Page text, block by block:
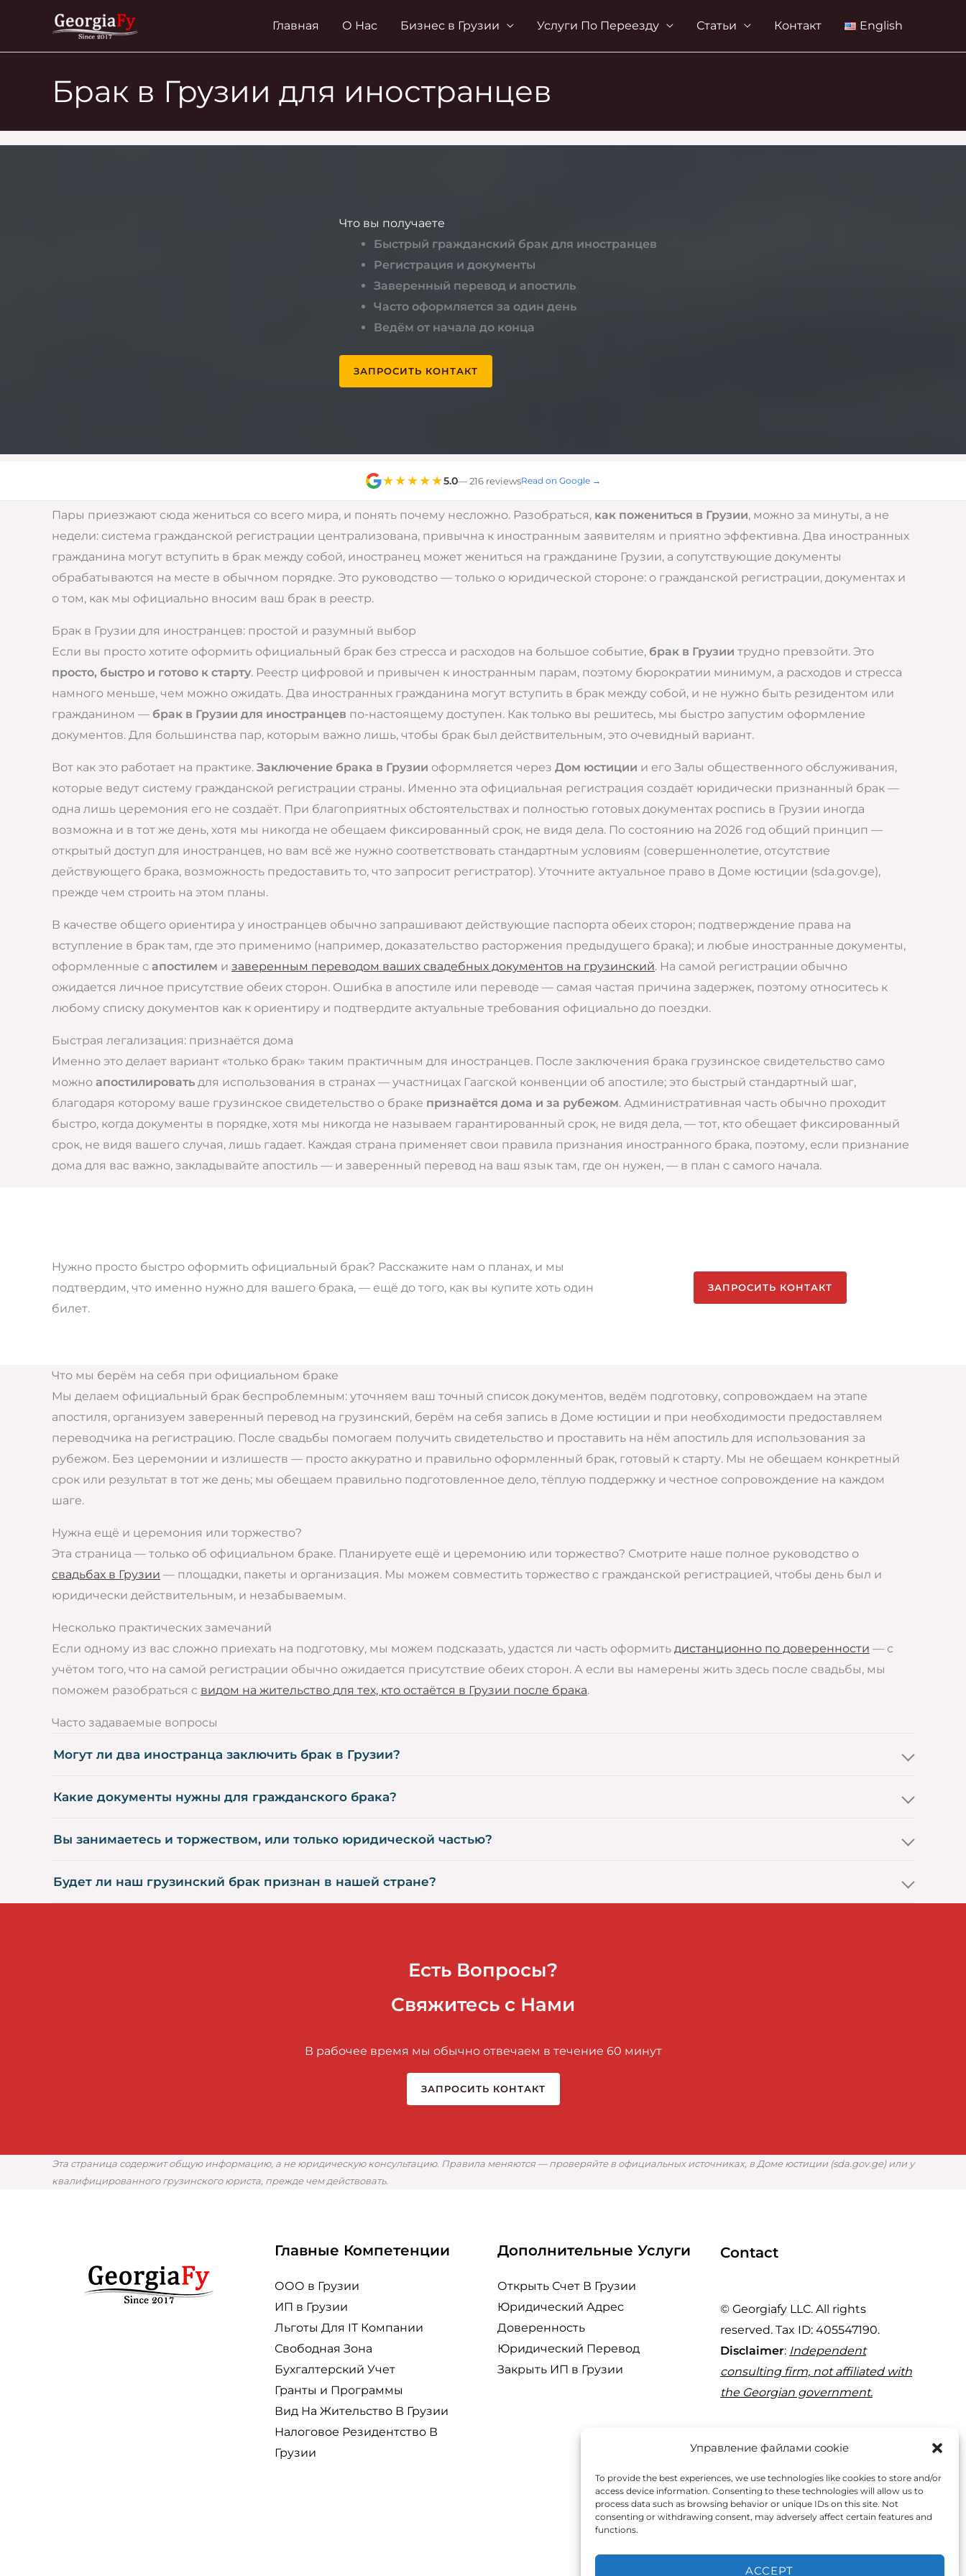
Управление файлами cookie
To provide the best experiences, we use technologies like cookies to store and/or
access device information. Consenting to these technologies will allow us to
process data such as browsing behavior or unique IDs on this site. Not
consenting or withdrawing consent, may adversely affect certain features and
functions.
ACCEPT
содержимому
Главная О Нас Бизнес в Грузии Услуги По Переезду Статьи Контакт English
Брак в Грузии для иностранцев
Что вы получаете
Быстрый гражданский брак для иностранцев
Регистрация и документы
Заверенный перевод и апостиль
Часто оформляется за один день
Ведём от начала до конца
ЗАПРОСИТЬ КОНТАКТ
★★★★★5.0— 216 reviewsRead on Google →
Пары приезжают сюда жениться со всего мира, и понять почему несложно. Разобраться, как пожениться в Грузии, можно за минуты, а не
недели: система гражданской регистрации централизована, привычна к иностранным заявителям и приятно эффективна. Два иностранных
гражданина могут вступить в брак между собой, иностранец может жениться на гражданине Грузии, а сопутствующие документы
обрабатываются на месте в обычном порядке. Это руководство — только о юридической стороне: о гражданской регистрации, документах и
о том, как мы официально вносим ваш брак в реестр.
Брак в Грузии для иностранцев: простой и разумный выбор
Если вы просто хотите оформить официальный брак без стресса и расходов на большое событие, брак в Грузии трудно превзойти. Это
просто, быстро и готово к старту. Реестр цифровой и привычен к иностранным парам, поэтому бюрократии минимум, а расходов и стресса
намного меньше, чем можно ожидать. Два иностранных гражданина могут вступить в брак между собой, и не нужно быть резидентом или
гражданином — брак в Грузии для иностранцев по-настоящему доступен. Как только вы решитесь, мы быстро запустим оформление
документов. Для большинства пар, которым важно лишь, чтобы брак был действительным, это очевидный вариант.
Вот как это работает на практике. Заключение брака в Грузии оформляется через Дом юстиции и его Залы общественного обслуживания,
которые ведут систему гражданской регистрации страны. Именно эта официальная регистрация создаёт юридически признанный брак —
одна лишь церемония его не создаёт. При благоприятных обстоятельствах и полностью готовых документах роспись в Грузии иногда
возможна и в тот же день, хотя мы никогда не обещаем фиксированный срок, не видя дела. По состоянию на 2026 год общий принцип —
открытый доступ для иностранцев, но вам всё же нужно соответствовать стандартным условиям (совершеннолетие, отсутствие
действующего брака, возможность предоставить то, что запросит регистратор). Уточните актуальное право в Доме юстиции (sda.gov.ge),
прежде чем строить на этом планы.
В качестве общего ориентира у иностранцев обычно запрашивают действующие паспорта обеих сторон; подтверждение права на
вступление в брак там, где это применимо (например, доказательство расторжения предыдущего брака); и любые иностранные документы,
оформленные с апостилем и заверенным переводом ваших свадебных документов на грузинский. На самой регистрации обычно
ожидается личное присутствие обеих сторон. Ошибка в апостиле или переводе — самая частая причина задержек, поэтому относитесь к
любому списку документов как к ориентиру и подтвердите актуальные требования официально до поездки.
Быстрая легализация: признаётся дома
Именно это делает вариант «только брак» таким практичным для иностранцев. После заключения брака грузинское свидетельство само
можно апостилировать для использования в странах — участницах Гаагской конвенции об апостиле; это быстрый стандартный шаг,
благодаря которому ваше грузинское свидетельство о браке признаётся дома и за рубежом. Административная часть обычно проходит
быстро, когда документы в порядке, хотя мы никогда не называем гарантированный срок, не видя дела, — тот, кто обещает фиксированный
срок, не видя вашего случая, лишь гадает. Каждая страна применяет свои правила признания иностранного брака, поэтому, если признание
дома для вас важно, закладывайте апостиль — и заверенный перевод на ваш язык там, где он нужен, — в план с самого начала.
Нужно просто быстро оформить официальный брак? Расскажите нам о планах, и мы
подтвердим, что именно нужно для вашего брака, — ещё до того, как вы купите хоть один
билет.
ЗАПРОСИТЬ КОНТАКТ
Что мы берём на себя при официальном браке
Мы делаем официальный брак беспроблемным: уточняем ваш точный список документов, ведём подготовку, сопровождаем на этапе
апостиля, организуем заверенный перевод на грузинский, берём на себя запись в Доме юстиции и при необходимости предоставляем
переводчика на регистрацию. После свадьбы помогаем получить свидетельство и проставить на нём апостиль для использования за
рубежом. Без церемонии и излишеств — просто аккуратно и правильно оформленный брак, готовый к старту. Мы не обещаем конкретный
срок или результат в тот же день; мы обещаем правильно подготовленное дело, тёплую поддержку и честное сопровождение на каждом
шаге.
Нужна ещё и церемония или торжество?
Эта страница — только об официальном браке. Планируете ещё и церемонию или торжество? Смотрите наше полное руководство о
свадьбах в Грузии — площадки, пакеты и организация. Мы можем совместить торжество с гражданской регистрацией, чтобы день был и
юридически действительным, и незабываемым.
Несколько практических замечаний
Если одному из вас сложно приехать на подготовку, мы можем подсказать, удастся ли часть оформить дистанционно по доверенности — с
учётом того, что на самой регистрации обычно ожидается присутствие обеих сторон. А если вы намерены жить здесь после свадьбы, мы
поможем разобраться с видом на жительство для тех, кто остаётся в Грузии после брака.
Часто задаваемые вопросы
Могут ли два иностранца заключить брак в Грузии?
Какие документы нужны для гражданского брака?
Вы занимаетесь и торжеством, или только юридической частью?
Будет ли наш грузинский брак признан в нашей стране?
Есть Вопросы?
Свяжитесь с Нами
В рабочее время мы обычно отвечаем в течение 60 минут
ЗАПРОСИТЬ КОНТАКТ
Эта страница содержит общую информацию, а не юридическую консультацию. Правила меняются — проверяйте в официальных источниках, в Доме юстиции (sda.gov.ge) или у
квалифицированного грузинского юриста, прежде чем действовать.
Главные Компетенции
ООО в Грузии
ИП в Грузии
Льготы Для IT Компании
Свободная Зона
Бухгалтерский Учет
Гранты и Программы
Вид На Жительство В Грузии
Налоговое Резидентство В
Грузии
Дополнительные Услуги
Открыть Счет В Грузии
Юридический Адрес
Доверенность
Юридический Перевод
Закрыть ИП в Грузии
Contact
© Georgiafy LLC. All rights
reserved. Tax ID: 405547190.
Disclaimer: Independent
consulting firm, not affiliated with
the Georgian government.
29 Tornike Eristavi St, Tbilisi 0180,
+995 595 95 40 77
Click to Chat | Whatsapp